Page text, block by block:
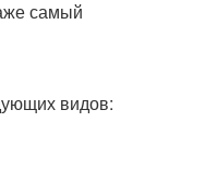
самый
видов: